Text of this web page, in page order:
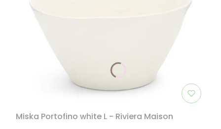
Miska Portofino white L - Riviera Maison